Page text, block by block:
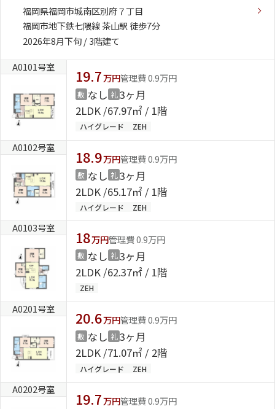
福岡県福岡市城南区別府７丁目
福岡市地下鉄七隈線 茶山駅 徒歩7分
2026年8月下旬 / 3階建て
A0101号室
19.7万円管理費 0.9万円
敷 なし 礼 3ヶ月
2LDK 67.97㎡ / 1階
ハイグレード ZEH
A0102号室
18.9万円管理費 0.9万円
敷 なし 礼 3ヶ月
2LDK 65.17㎡ / 1階
ハイグレード ZEH
A0103号室
18万円管理費 0.9万円
敷 なし 礼 3ヶ月
2LDK 62.37㎡ / 1階
ZEH
A0201号室
20.6万円管理費 0.9万円
敷 なし 礼 3ヶ月
2LDK 71.07㎡ / 2階
ハイグレード ZEH
A0202号室
19.7万円管理費 0.9万円